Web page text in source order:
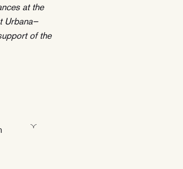
at the
Urbana–
of the